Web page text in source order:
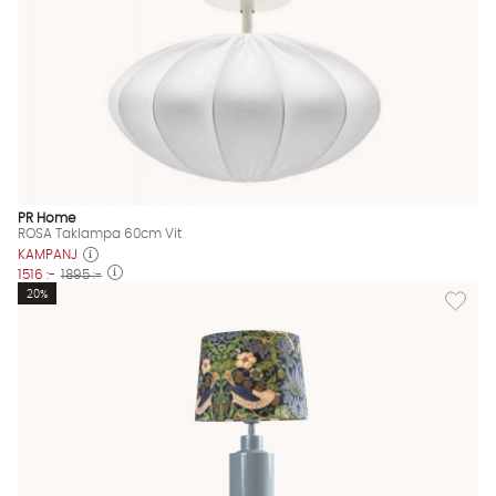
PR Home
ROSA Taklampa 60cm Vit
KAMPANJ
1516 :- 1895 :-
Lägg
20%